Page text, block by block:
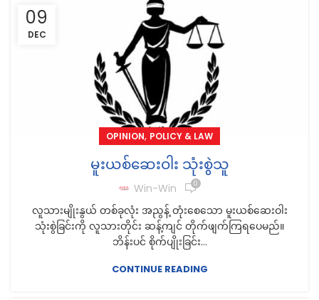
09
DEC
OPINION, POLICY & LAW
မူးယစ်ဆေးဝါး သုံးစွဲသူ
Win-Win 0
လူသားမျိုးနွယ် တစ်ခုလုံး အညွန့် တုံးစေသော မူးယစ်ဆေးဝါး
သုံးစွဲခြင်းကို လူသားတိုင်း ဆန့်ကျင် တိုက်ဖျက်ကြရပေမည်။
ဘိန်းပင် စိုက်ပျိုးခြင်း...
CONTINUE READING